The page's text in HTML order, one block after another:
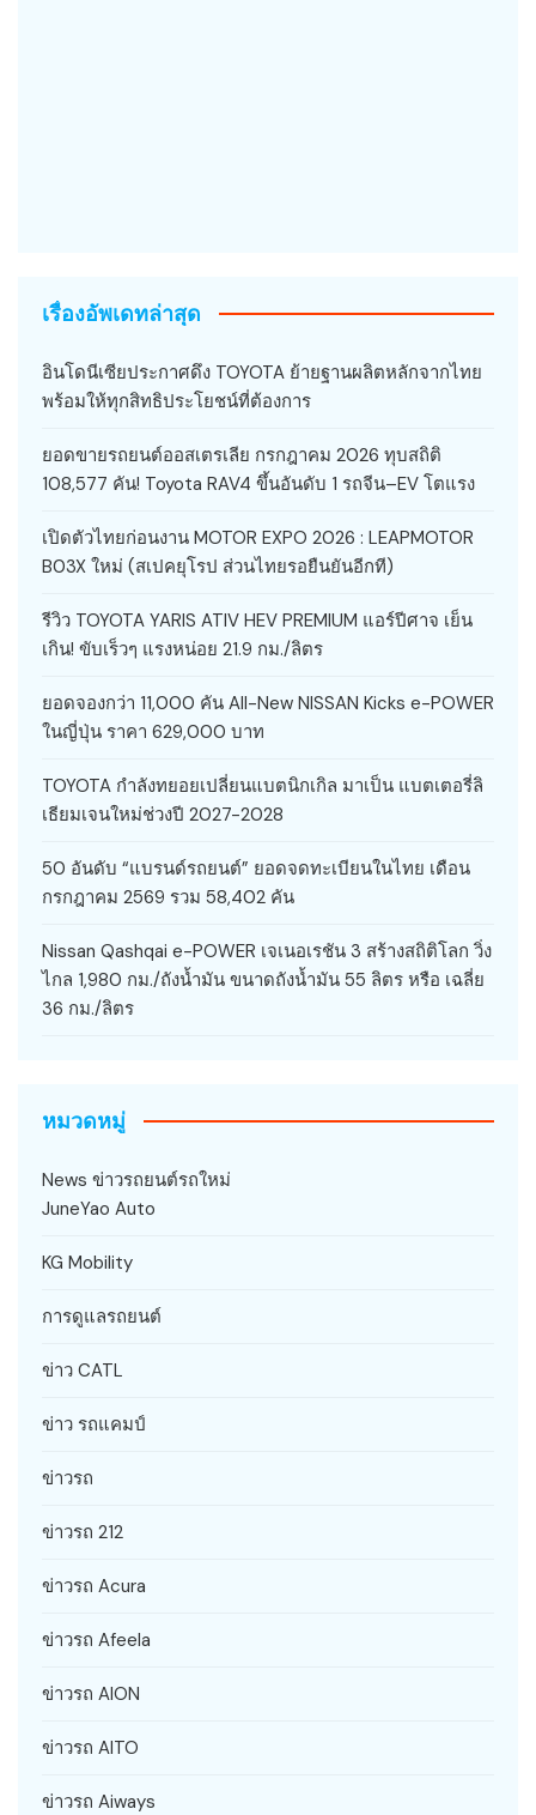
เรื่องอัพเดทล่าสุด
อินโดนีเซียประกาศดึง TOYOTA ย้ายฐานผลิตหลักจากไทย
พร้อมให้ทุกสิทธิประโยชน์ที่ต้องการ
ยอดขายรถยนต์ออสเตรเลีย กรกฎาคม 2026 ทุบสถิติ
108,577 คัน! Toyota RAV4 ขึ้นอันดับ 1 รถจีน–EV โตแรง
เปิดตัวไทยก่อนงาน MOTOR EXPO 2026 : LEAPMOTOR
B03X ใหม่ (สเปคยุโรป ส่วนไทยรอยืนยันอีกที)
รีวิว TOYOTA YARIS ATIV HEV PREMIUM แอร์ปีศาจ เย็น
เกิน! ขับเร็วๆ แรงหน่อย 21.9 กม./ลิตร
ยอดจองกว่า 11,000 คัน All-New NISSAN Kicks e-POWER
ในญี่ปุ่น ราคา 629,000 บาท
TOYOTA กำลังทยอยเปลี่ยนแบตนิกเกิล มาเป็น แบตเตอรี่ลิ
เธียมเจนใหม่ช่วงปี 2027-2028
50 อันดับ “แบรนด์รถยนต์” ยอดจดทะเบียนในไทย เดือน
กรกฎาคม 2569 รวม 58,402 คัน
Nissan Qashqai e-POWER เจเนอเรชัน 3 สร้างสถิติโลก วิ่ง
ไกล 1,980 กม./ถังน้ำมัน ขนาดถังน้ำมัน 55 ลิตร หรือ เฉลี่ย
36 กม./ลิตร
หมวดหมู่
News ข่าวรถยนต์รถใหม่
JuneYao Auto
KG Mobility
การดูแลรถยนต์
ข่าว CATL
ข่าว รถแคมป์
ข่าวรถ
ข่าวรถ 212
ข่าวรถ Acura
ข่าวรถ Afeela
ข่าวรถ AION
ข่าวรถ AITO
ข่าวรถ Aiways